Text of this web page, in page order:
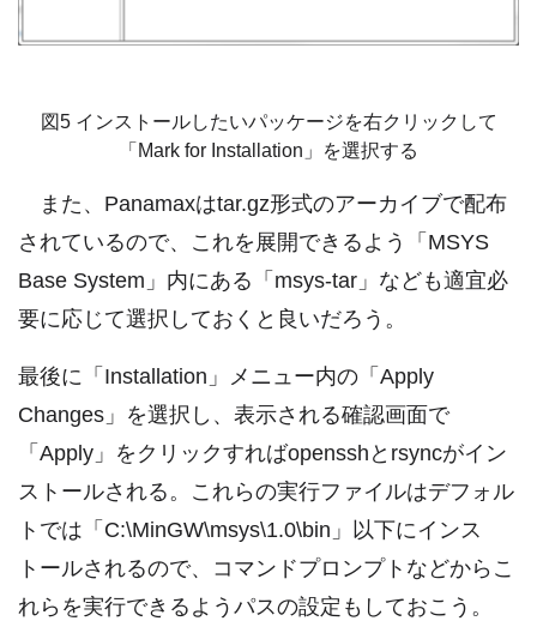
図5 インストールしたいパッケージを右クリックして
「Mark for Installation」を選択する
また、Panamaxはtar.gz形式のアーカイブで配布
されているので、これを展開できるよう「MSYS
Base System」内にある「msys-tar」なども適宜必
要に応じて選択しておくと良いだろう。
最後に「Installation」メニュー内の「Apply
Changes」を選択し、表示される確認画面で
「Apply」をクリックすればopensshとrsyncがイン
ストールされる。これらの実行ファイルはデフォル
トでは「C:\MinGW\msys\1.0\bin」以下にインス
トールされるので、コマンドプロンプトなどからこ
れらを実行できるようパスの設定もしておこう。